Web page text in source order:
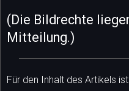
(Die Bildrechte
Mitteilung.)
Für den Inhalt des Artikels